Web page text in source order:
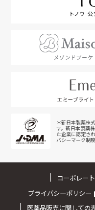
＊新日本製薬株
す。新日本製薬
た企業に認定さ
バシーマーク制
コーポレー
プライバシーポリシー
医薬品販売に関しての